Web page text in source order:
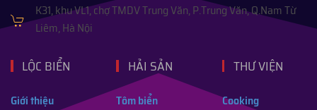
K31, khu VL1, chợ TMDV Trung Văn, P.Trung Văn, Q.Nam Từ
Liêm, Hà Nội
LỘC BIỂN
Giới thiệu
HẢI SẢN
Tôm biển
THƯ VIỆN
Cooking